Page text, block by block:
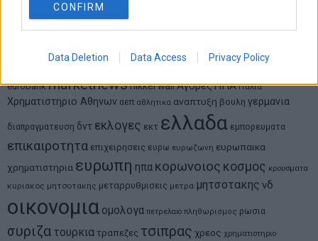
CONFIRM
Data Deletion Data Access Privacy Policy
ΕΤΙΚΕΤΕΣ
eurobank marketnewsnikkeiwallΑγορεςΗΠΑ Ιταλια
Χρηματιστηριο Αθηνων αεπ αθλητικα αναπτυξη βουλη γερμανια
διαπραγματευση δντ εκλογες εκτ ελλαδα εμπορευματα
επικαιροτητα επιχειρησεις ευρω ευρωζωνη ευρωπαικα
χρηματιστηρια ευρωπη ηπα κορωνοιος κοσμος κρουσματα
κυριακος μητσοτακης μεταρρυθμισεις μετρα μητσοτακης νδ
οικονομια ομολογα πετρελαιο πληθωρισμος ρωσια
συριζα τουρκια τραπεζες τσιπρας χρεος χρηματιστηριο